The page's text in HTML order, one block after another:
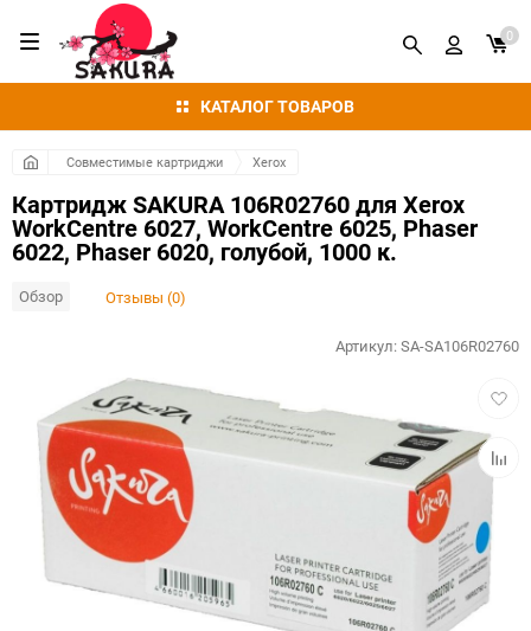
КАТАЛОГ ТОВАРОВ
0
Совместимые картриджи Xerox
Картридж SAKURA 106R02760 для Xerox
WorkCentre 6027, WorkCentre 6025, Phaser
6022, Phaser 6020, голубой, 1000 к.
Обзор Отзывы (0)
к
Артикул:SA-SA106R02760